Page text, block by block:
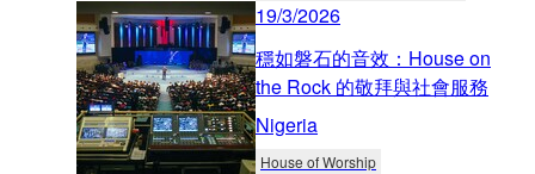
19/3/2026
穩如磐石的音效：House on
the Rock 的敬拜與社會服務
Nigeria
House of Worship